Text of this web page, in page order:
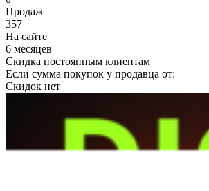
Продаж
357
На сайте
6 месяцев
Скидка постоянным клиентам
Если сумма покупок у продавца от:
Скидок нет